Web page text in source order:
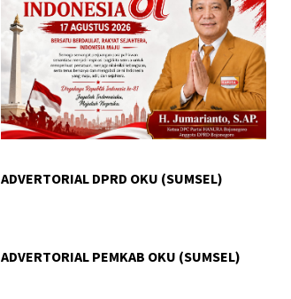
ADVERTORIAL DPRD OKU (SUMSEL)
ADVERTORIAL PEMKAB OKU (SUMSEL)